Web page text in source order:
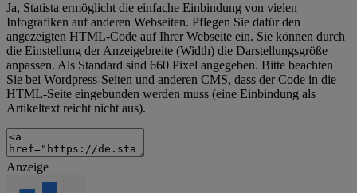
Ja, Statista ermöglicht die einfache Einbindung von vielen
Infografiken auf anderen Webseiten. Pflegen Sie dafür den
angezeigten HTML-Code auf Ihrer Webseite ein. Sie können durch
die Einstellung der Anzeigebreite (Width) die Darstellungsgröße
anpassen. Als Standard sind 660 Pixel angegeben. Bitte beachten
Sie bei Wordpress-Seiten und anderen CMS, dass der Code in die
HTML-Seite eingebunden werden muss (eine Einbindung als
Artikeltext reicht nicht aus).
Anzeige